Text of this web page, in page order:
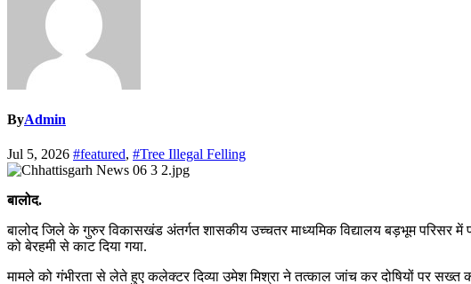
ByAdmin
Jul 5, 2026 #featured, #Tree Illegal Felling
बालोद.
बालोद जिले के गुरुर विकासखंड अंतर्गत शासकीय उच्चतर माध्यमिक विद्यालय बड़भूम परिसर में
को बेरहमी से काट दिया गया.
मामले को गंभीरता से लेते हुए कलेक्टर दिव्या उमेश मिश्रा ने तत्काल जांच कर दोषियों पर सख्त